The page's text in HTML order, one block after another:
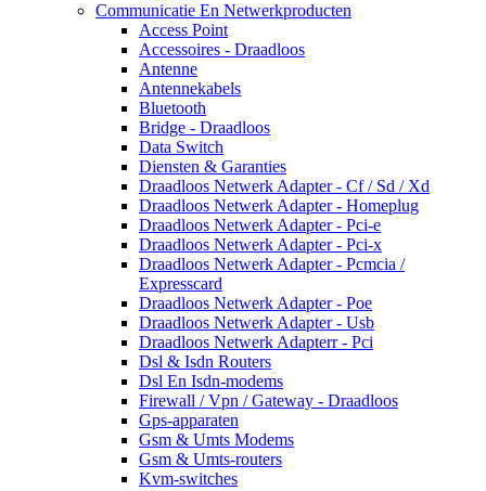
Communicatie En Netwerkproducten
Access Point
Accessoires - Draadloos
Antenne
Antennekabels
Bluetooth
Bridge - Draadloos
Data Switch
Diensten & Garanties
Draadloos Netwerk Adapter - Cf / Sd / Xd
Draadloos Netwerk Adapter - Homeplug
Draadloos Netwerk Adapter - Pci-e
Draadloos Netwerk Adapter - Pci-x
Draadloos Netwerk Adapter - Pcmcia /
Expresscard
Draadloos Netwerk Adapter - Poe
Draadloos Netwerk Adapter - Usb
Draadloos Netwerk Adapterr - Pci
Dsl & Isdn Routers
Dsl En Isdn-modems
Firewall / Vpn / Gateway - Draadloos
Gps-apparaten
Gsm & Umts Modems
Gsm & Umts-routers
Kvm-switches